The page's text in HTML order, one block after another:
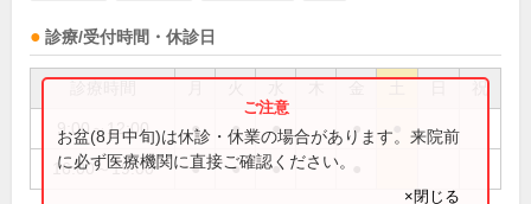
診療/受付時間・休診日
祝
9:00～12:00 ● ● ● ●
16:00～19:00 ● ● ●
お盆(8月中旬)は休診・休業の場合があります。来院前
に必ず医療機関に直接ご確認ください。
×閉じる